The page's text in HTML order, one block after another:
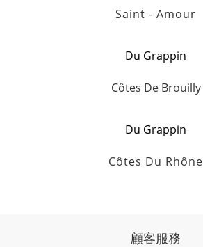
Saint - Amour
Du Grappin
Côtes De Brouilly
Du Grappin
Côtes Du Rhône
顧客服務